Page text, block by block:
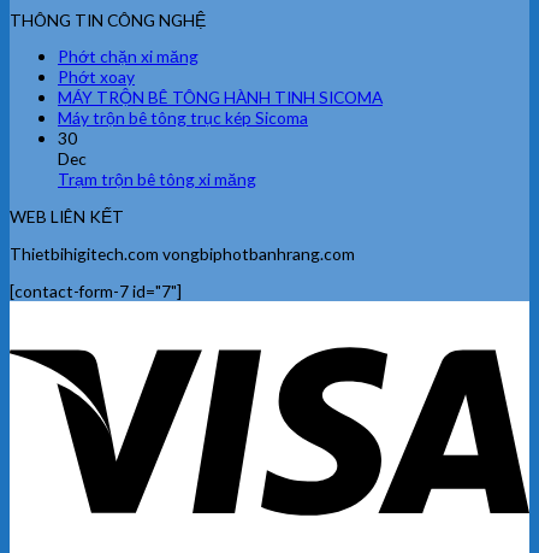
THÔNG TIN CÔNG NGHỆ
Phớt chặn xi măng
Phớt xoay
MÁY TRỘN BÊ TÔNG HÀNH TINH SICOMA
Máy trộn bê tông trục kép Sicoma
30
Dec
Trạm trộn bê tông xi măng
WEB LIÊN KẾT
Thietbihigitech.com vongbiphotbanhrang.com
[contact-form-7 id="7"]